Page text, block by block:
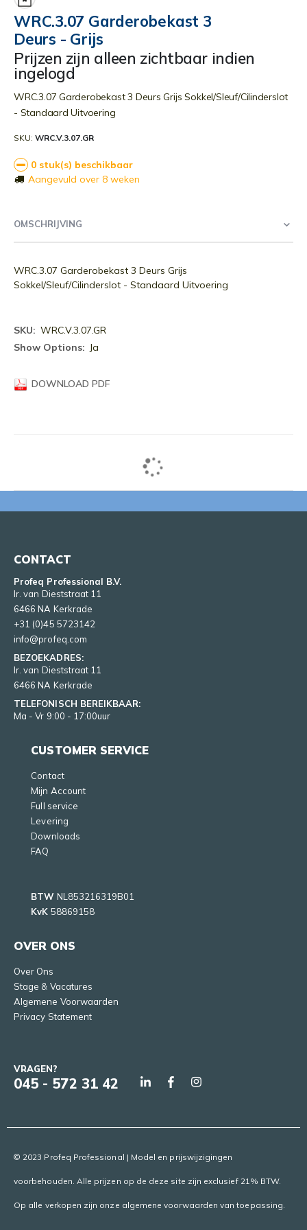
begin
van
de
afbeeldingen-
gallerij
WRC.3.07 Garderobekast 3
Deurs - Grijs
Prijzen zijn alleen zichtbaar indien
ingelogd
WRC.3.07 Garderobekast 3 Deurs Grijs Sokkel/Sleuf/Cilinderslot
- Standaard Uitvoering
SKU WRC.V.3.07.GR
0 stuk(s) beschikbaar
Aangevuld over 8 weken
OMSCHRIJVING
WRC.3.07 Garderobekast 3 Deurs Grijs
Sokkel/Sleuf/Cilinderslot - Standaard Uitvoering
Meer
informatie
WRC.V.3.07.GR
Ja
DOWNLOAD PDF
CONTACT
Profeq Professional B.V.
Ir. van Dieststraat 11
6466 NA Kerkrade
+31 (0)45 5723142
info@profeq.com
BEZOEKADRES:
Ir. van Dieststraat 11
6466 NA Kerkrade
TELEFONISCH BEREIKBAAR:
Ma - Vr 9:00 - 17:00uur
CUSTOMER SERVICE
Contact
Mijn Account
Full service
Levering
Downloads
FAQ
BTW NL853216319B01
KvK 58869158
OVER ONS
Over Ons
Stage & Vacatures
Algemene Voorwaarden
Privacy Statement
VRAGEN?
045 - 572 31 42
© 2023 Profeq Professional | Model en prijswijzigingen
voorbehouden. Alle prijzen op de deze site zijn exclusief 21% BTW.
Op alle verkopen zijn onze algemene voorwaarden van toepassing.